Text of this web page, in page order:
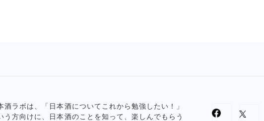
酒ラボは、「日本酒についてこれから勉強したい！」
う方向けに、日本酒のことを知って、楽しんでもらう